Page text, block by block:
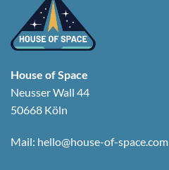
House of Space
Neusser Wall 44
50668 Köln
Mail: hello@house-of-space.com